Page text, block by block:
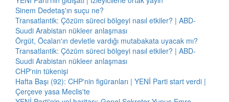
Sinem Dedetaş'ın suçu ne?
Transatlantik: Çözüm süreci bölgeyi nasıl etkiler? | ABD-
Suudi Arabistan nükleer anlaşması
Örgüt, Öcalan'ın devletle vardığı mutabakata uyacak mı?
Transatlantik: Çözüm süreci bölgeyi nasıl etkiler? | ABD-
Suudi Arabistan nükleer anlaşması
CHP'nin tükenişi
Hafta Başı (92): CHP'nin figüranları | YENİ Parti start verdi |
Çerçeve yasa Meclis'te